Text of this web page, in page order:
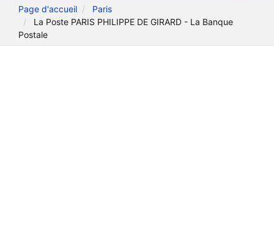
Page d'accueil
Paris
La Poste PARIS PHILIPPE DE GIRARD - La Banque
Postale